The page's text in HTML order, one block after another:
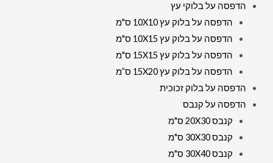
הדפסה על בלוקי עץ
הדפסה על בלוק עץ 10X10 ס"מ
הדפסה על בלוק עץ 10X15 ס"מ
הדפסה על בלוק עץ 15X15 ס"מ
הדפסה על בלוק עץ 15X20 ס”מ
הדפסה על בלוק זכוכית
הדפסה על קנבס
קנבס 20X30 ס"מ
קנבס 30X30 ס"מ
קנבס 30X40 ס"מ
לדוד
בתהילים